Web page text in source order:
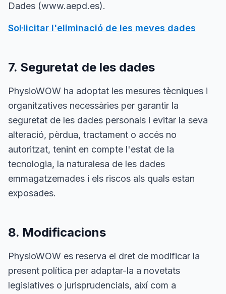
Dades (www.aepd.es).
Sol·licitar l'eliminació de les meves dades
7. Seguretat de les dades
PhysioWOW ha adoptat les mesures tècniques i
organitzatives necessàries per garantir la
seguretat de les dades personals i evitar la seva
alteració, pèrdua, tractament o accés no
autoritzat, tenint en compte l'estat de la
tecnologia, la naturalesa de les dades
emmagatzemades i els riscos als quals estan
exposades.
8. Modificacions
PhysioWOW es reserva el dret de modificar la
present política per adaptar-la a novetats
legislatives o jurisprudencials, així com a